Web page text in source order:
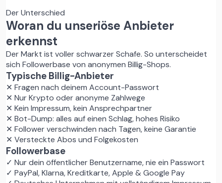
Der Unterschied
Woran du unseriöse Anbieter
erkennst
Der Markt ist voller schwarzer Schafe. So unterscheidet
sich Followerbase von anonymen Billig-Shops.
Typische Billig-Anbieter
✕ Fragen nach deinem Account-Passwort
✕ Nur Krypto oder anonyme Zahlwege
✕ Kein Impressum, kein Ansprechpartner
✕ Bot-Dump: alles auf einen Schlag, hohes Risiko
✕ Follower verschwinden nach Tagen, keine Garantie
✕ Versteckte Abos und Folgekosten
Followerbase
✓ Nur dein öffentlicher Benutzername, nie ein Passwort
✓ PayPal, Klarna, Kreditkarte, Apple & Google Pay